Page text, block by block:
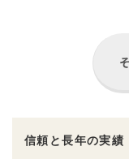
信頼と長年の実績